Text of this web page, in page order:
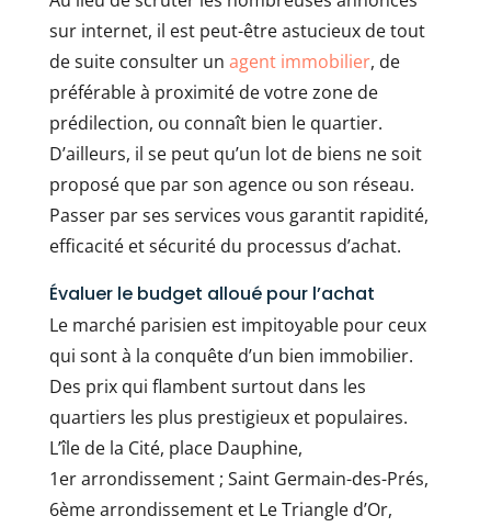
sur internet, il est peut-être astucieux de tout
de suite consulter un agent immobilier, de
préférable à proximité de votre zone de
prédilection, ou connaît bien le quartier.
D’ailleurs, il se peut qu’un lot de biens ne soit
proposé que par son agence ou son réseau.
Passer par ses services vous garantit rapidité,
efficacité et sécurité du processus d’achat.
Évaluer le budget alloué pour l’achat
Le marché parisien est impitoyable pour ceux
qui sont à la conquête d’un bien immobilier.
Des prix qui flambent surtout dans les
quartiers les plus prestigieux et populaires.
L’île de la Cité, place Dauphine,
1er arrondissement ; Saint Germain-des-Prés,
6ème arrondissement et Le Triangle d’Or,